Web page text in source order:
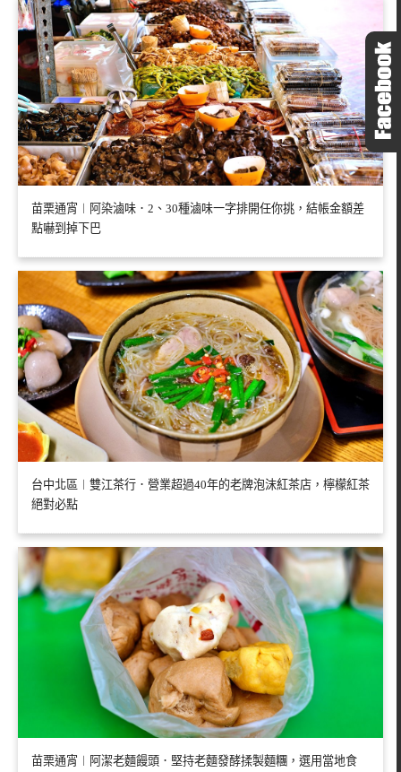
苗栗通宵︱阿染滷味．2、30種滷味一字排開任你挑，結帳金額差
點嚇到掉下巴
台中北區︱雙江茶行．營業超過40年的老牌泡沫紅茶店，檸檬紅茶
絕對必點
苗栗通宵︱阿潔老麵饅頭．堅持老麵發酵揉製麵糰，選用當地食